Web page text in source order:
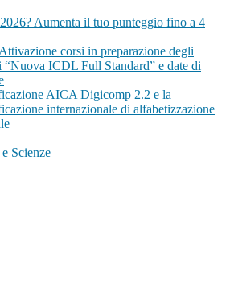
Aumenta il tuo punteggio fino a 4
corsi in preparazione degli
“Nuova ICDL Full Standard” e date di
AICA Digicomp 2.2 e la
internazionale di alfabetizzazione
Scienze